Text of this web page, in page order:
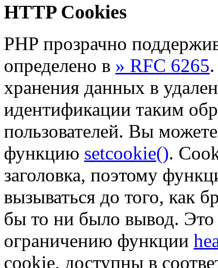
HTTP Cookies
PHP прозрачно
определено в » RFC 6265
хранения данных в
идентификации таким
пользователей. Вы
функцию setcookie().
заголовка, поэтому
вызываться до того, как
бы то ни было вывод. Это
ограничению функции
cookie, доступны в